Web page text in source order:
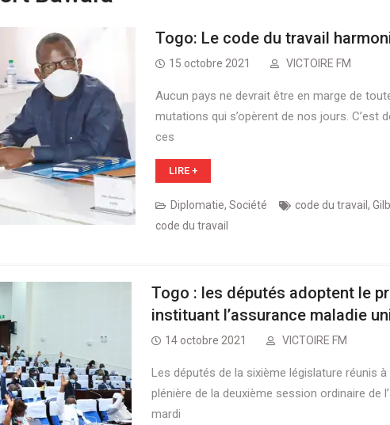
Faure Gnassingbé dans
les dégâts des
Togo: Le code du travail
15 octobre 2021 VICTOIRE FM
Aucun pays ne devrait être en marge de
mutations qui s’opèrent de nos jours. C’est
ces
LIRE +
Diplomatie, Société code du travail ,
code du travail
Togo : les députés adoptent le
instituant l’assurance maladie
14 octobre 2021 VICTOIRE FM
Les députés de la sixième législature réunis
plénière de la deuxième session ordinaire de
mardi